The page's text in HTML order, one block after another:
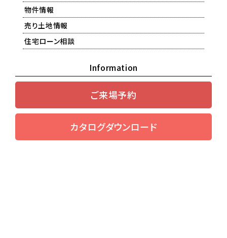
物件情報
売り土地情報
住宅ローン相談
Information
ご来場予約
カタログダウンロード